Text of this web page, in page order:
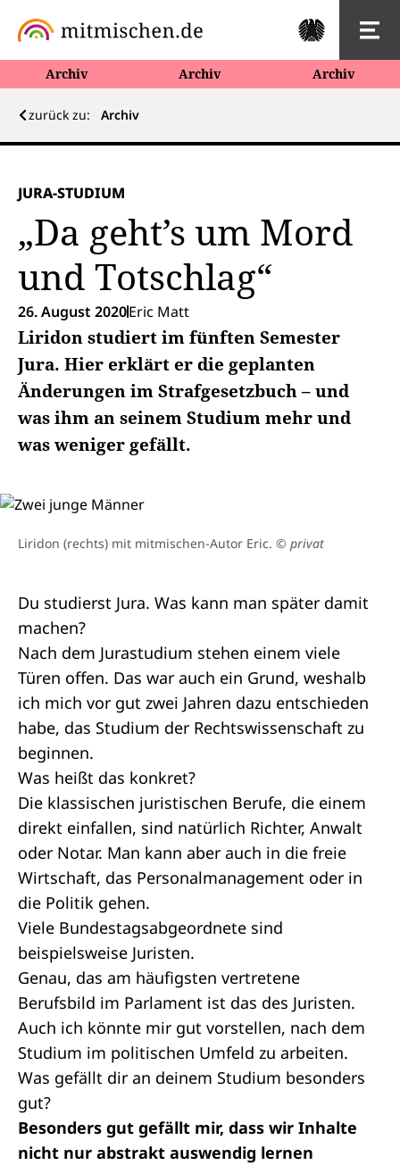
Archiv Archiv Archiv
zurück zu: Archiv
JURA-STUDIUM
„Da geht’s um Mord
und Totschlag“
26. August 2020Eric Matt
Liridon studiert im fünften Semester
Jura. Hier erklärt er die geplanten
Änderungen im Strafgesetzbuch – und
was ihm an seinem Studium mehr und
was weniger gefällt.
Liridon (rechts) mit mitmischen-Autor Eric. © privat
Du studierst Jura. Was kann man später damit
machen?
Nach dem Jurastudium stehen einem viele
Türen offen. Das war auch ein Grund, weshalb
ich mich vor gut zwei Jahren dazu entschieden
habe, das Studium der Rechtswissenschaft zu
beginnen.
Was heißt das konkret?
Die klassischen juristischen Berufe, die einem
direkt einfallen, sind natürlich Richter, Anwalt
oder Notar. Man kann aber auch in die freie
Wirtschaft, das Personalmanagement oder in
die Politik gehen.
Viele Bundestagsabgeordnete sind
beispielsweise Juristen.
Genau, das am häufigsten vertretene
Berufsbild im Parlament ist das des Juristen.
Auch ich könnte mir gut vorstellen, nach dem
Studium im politischen Umfeld zu arbeiten.
Was gefällt dir an deinem Studium besonders
gut?
Besonders gut gefällt mir, dass wir Inhalte
nicht nur abstrakt auswendig lernen